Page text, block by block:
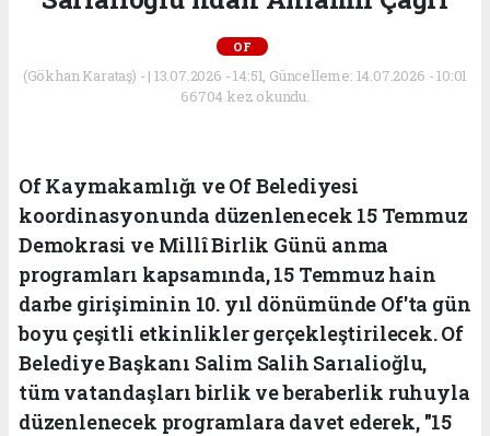
OF
(Gökhan Karataş) - | 13.07.2026 - 14:51, Güncelleme: 14.07.2026 - 10:01
66704 kez okundu.
Of Kaymakamlığı ve Of Belediyesi
koordinasyonunda düzenlenecek 15 Temmuz
Demokrasi ve Millî Birlik Günü anma
programları kapsamında, 15 Temmuz hain
darbe girişiminin 10. yıl dönümünde Of'ta gün
boyu çeşitli etkinlikler gerçekleştirilecek. Of
Belediye Başkanı Salim Salih Sarıalioğlu,
tüm vatandaşları birlik ve beraberlik ruhuyla
düzenlenecek programlara davet ederek, "15